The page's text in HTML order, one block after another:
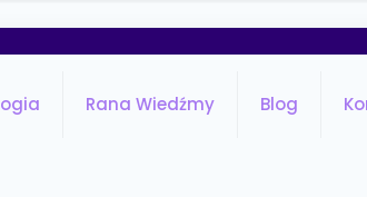
Rana Wiedźmy Blog